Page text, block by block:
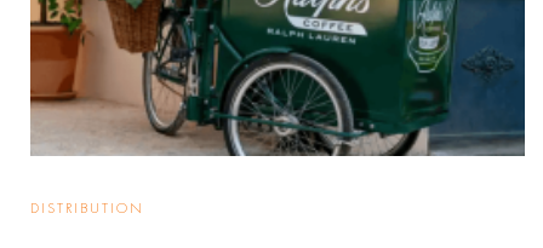
DISTRIBUTION